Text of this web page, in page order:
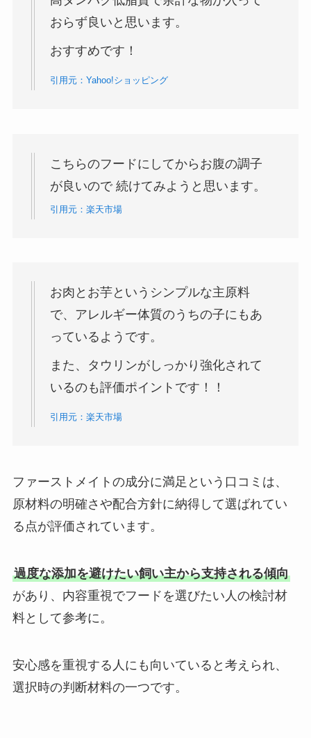
おらず良いと思います。
おすすめです！
引用元：Yahoo!ショッピング
こちらのフードにしてからお腹の調子
が良いので 続けてみようと思います。
引用元：楽天市場
お肉とお芋というシンプルな主原料
で、アレルギー体質のうちの子にもあ
っているようです。
また、タウリンがしっかり強化されて
いるのも評価ポイントです！！
引用元：楽天市場
ファーストメイトの成分に満足という口コミは、
原材料の明確さや配合方針に納得して選ばれてい
る点が評価されています。
過度な添加を避けたい飼い主から支持される傾向
があり、内容重視でフードを選びたい人の検討材
料として参考に。
安心感を重視する人にも向いていると考えられ、
選択時の判断材料の一つです。